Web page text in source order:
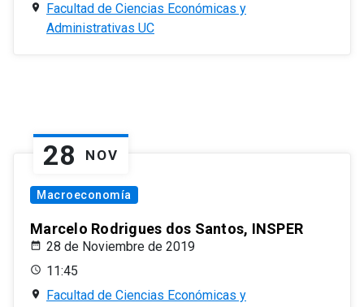
Facultad de Ciencias Económicas y
Administrativas UC
28 NOV
Macroeconomía
Marcelo Rodrigues dos Santos, INSPER
28 de Noviembre de 2019
11:45
Facultad de Ciencias Económicas y